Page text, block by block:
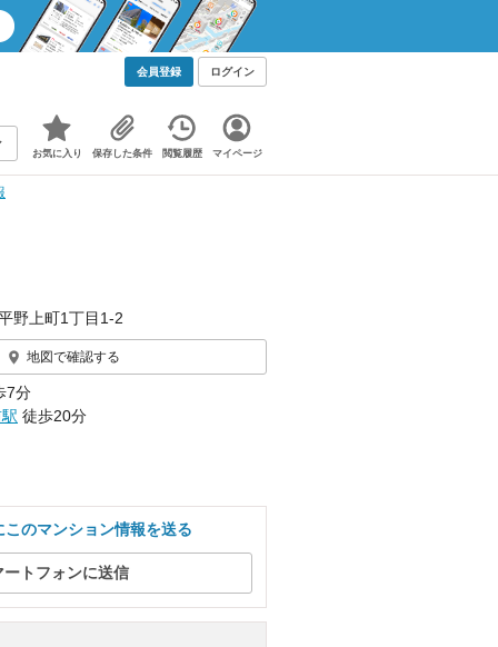
会員登録 ログイン
お気に入り 保存した条件 閲覧履歴 マイページ
野上町1丁目1-2
地図で確認する
7分
徒歩20分
のマンション情報を送る
トフォンに送信